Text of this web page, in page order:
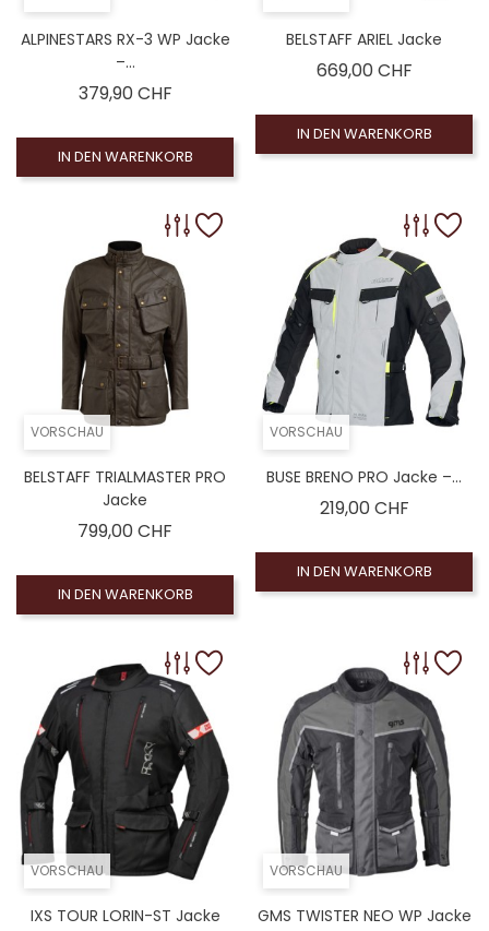
ALPINESTARS RX-3 WP Jacke
–...
379,90 CHFPreis
IN DEN WARENKORB
BELSTAFF ARIEL Jacke
669,00 CHFPreis
IN DEN WARENKORB
VORSCHAU
BELSTAFF TRIALMASTER PRO
Jacke
799,00 CHF
IN DEN WARENKORB
VORSCHAU
BUSE BRENO PRO Jacke –...
219,00 CHFPreis
IN DEN WARENKORB
VORSCHAU
IXS TOUR LORIN-ST Jacke
VORSCHAU
GMS TWISTER NEO WP Jacke